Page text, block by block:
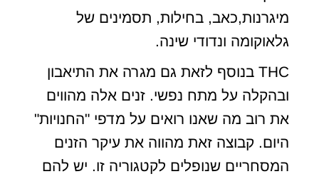
מיגרנות,כאב, בחילות, תסמינים של
גלאוקומה ונדודי שינה.
THC בנוסף לזאת גם מגרה את התיאבון
ובהקלה על מתח נפשי. זנים אלה מהווים
את רוב מה שאנו רואים על מדפי "החנויות"
היום. קבוצה זאת מהווה את עיקר הזנים
המסחריים שנופלים לקטגוריה זו. יש להם